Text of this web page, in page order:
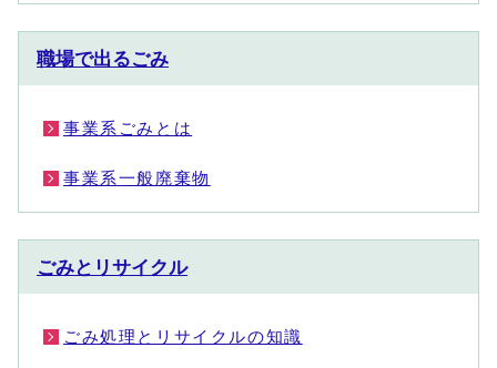
職場で出るごみ
事業系ごみとは
事業系一般廃棄物
ごみとリサイクル
ごみ処理とリサイクルの知識